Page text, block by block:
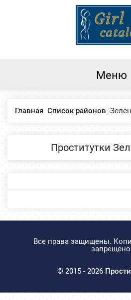
Меню
Главная Список районов
Проститутки
Все права защищены.
© 2015 - 2026